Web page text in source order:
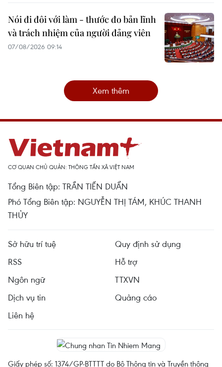
Nói đi đôi với làm - thước đo bản lĩnh
và trách nhiệm của người đảng viên
07/08/2026 09:14
Xem thêm
CƠ QUAN CHỦ QUẢN: THÔNG TẤN XÃ VIỆT NAM
Tổng Biên tập: TRẦN TIẾN DUẨN
Phó Tổng Biên tập: NGUYỄN THỊ TÁM, KHÚC THANH
THỦY
Sở hữu trí tuệ
Quy định sử dụng
RSS
Hỗ trợ
Ngôn ngữ
TTXVN
Dịch vụ tin
Quảng cáo
Liên hệ
Giấy phép số: 1374/GP-BTTTT do Bộ Thông tin và Truyền thông